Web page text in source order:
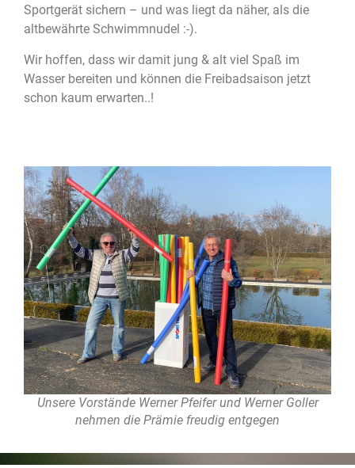
Sportgerät sichern – und was liegt da näher, als die
altbewährte Schwimmnudel :-).
Wir hoffen, dass wir damit jung & alt viel Spaß im
Wasser bereiten und können die Freibadsaison jetzt
schon kaum erwarten..!
Unsere Vorstände Werner Pfeifer und Werner Goller
nehmen die Prämie freudig entgegen